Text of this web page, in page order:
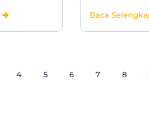
Baca
4 5 6 7 8